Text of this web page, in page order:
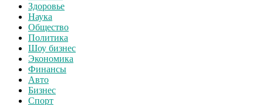
Здоровье
Наука
Общество
Политика
Шоу бизнес
Экономика
Финансы
Авто
Бизнес
Спорт